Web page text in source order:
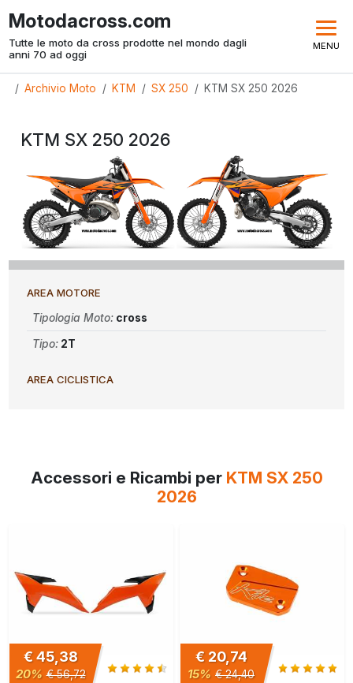
Motodacross.com
Tutte le moto da cross prodotte nel mondo dagli
anni 70 ad oggi
MENU
Archivio Moto KTM SX 250 KTM SX 250 2026
KTM SX 250 2026
AREA MOTORE
Tipologia Moto: cross
Tipo: 2T
AREA CICLISTICA
Accessori e Ricambi per KTM SX 250
2026
€ 45,38
20% € 56,72
€ 20,74
15% € 24,40